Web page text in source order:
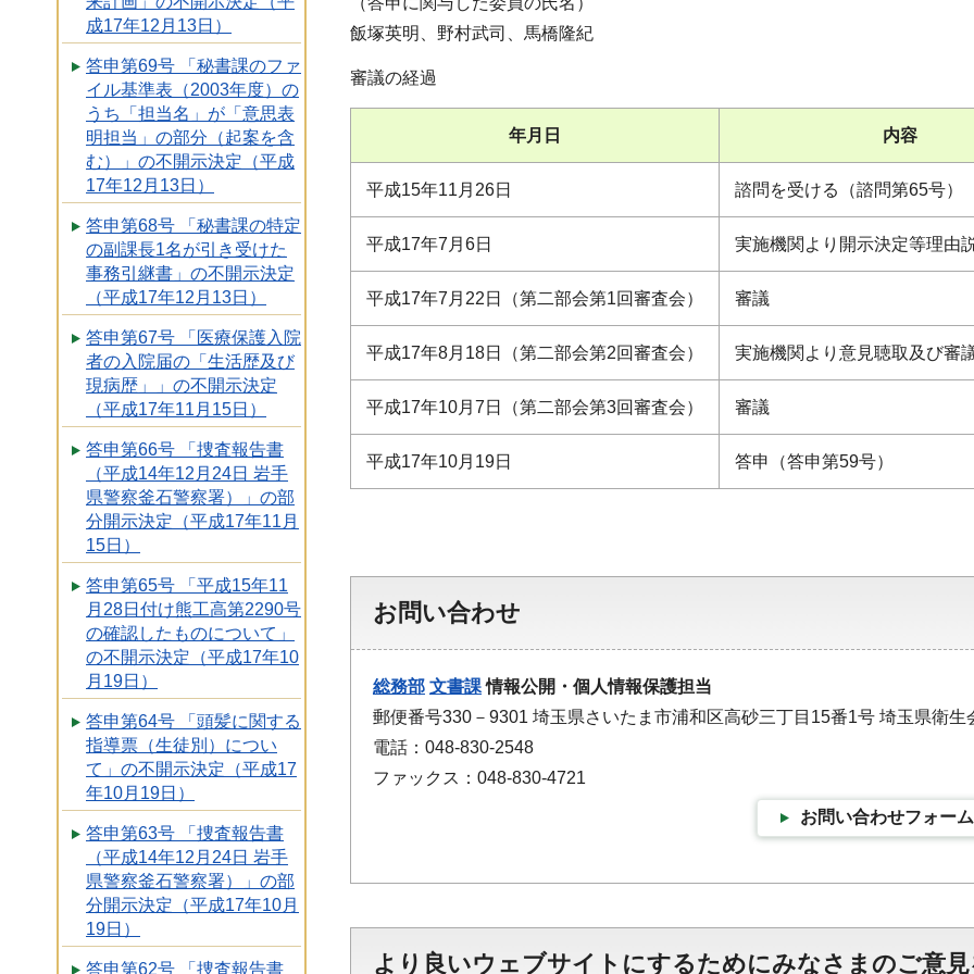
成17年12月13日）
答申第69号 「秘書課のファ
イル基準表（2003年度）の
うち「担当名」が「意思表
明担当」の部分（起案を含
む）」の不開示決定（平成
17年12月13日）
答申第68号 「秘書課の特定
の副課長1名が引き受けた
事務引継書」の不開示決定
（平成17年12月13日）
答申第67号 「医療保護入院
者の入院届の「生活歴及び
現病歴」」の不開示決定
（平成17年11月15日）
答申第66号 「捜査報告書
（平成14年12月24日 岩手
県警察釜石警察署）」の部
分開示決定（平成17年11月
15日）
答申第65号 「平成15年11
月28日付け熊工高第2290号
の確認したものについて」
の不開示決定（平成17年10
月19日）
答申第64号 「頭髪に関する
指導票（生徒別）につい
て」の不開示決定（平成17
年10月19日）
答申第63号 「捜査報告書
（平成14年12月24日 岩手
県警察釜石警察署）」の部
分開示決定（平成17年10月
19日）
答申第62号 「捜査報告書
飯塚英明、野村武司、馬橋隆紀
審議の経過
年月日 内容
平成15年11月26日 諮問を受ける（諮問第65号）
平成17年7月6日 実施機関より開示決定等理由
平成17年7月22日（第二部会第1回審査会） 審議
平成17年8月18日（第二部会第2回審査会） 実施機関より意見聴取及び審
平成17年10月7日（第二部会第3回審査会） 審議
平成17年10月19日 答申（答申第59号）
お問い合わせ
総務部 文書課情報公開・個人情報保護担当
郵便番号330－9301 埼玉県さいたま市浦和区高砂三丁目15番1号 埼玉県衛生
電話：048-830-2548
ファックス：048-830-4721
お問い合わせフォーム
より良いウェブサイトにするためにみなさまのご意